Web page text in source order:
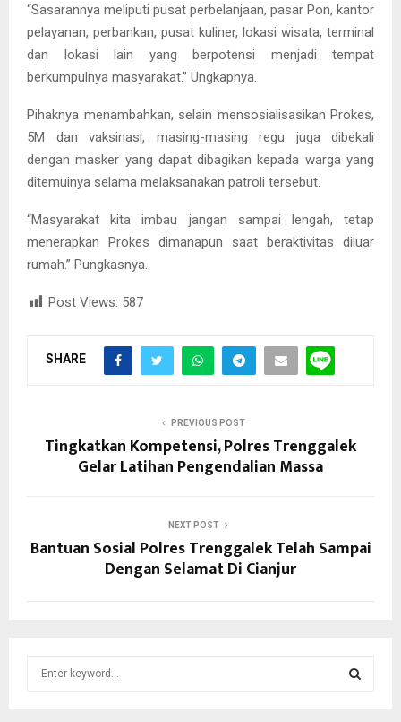
“Sasarannya meliputi pusat perbelanjaan, pasar Pon, kantor
pelayanan, perbankan, pusat kuliner, lokasi wisata, terminal
dan lokasi lain yang berpotensi menjadi tempat
berkumpulnya masyarakat.” Ungkapnya.
Pihaknya menambahkan, selain mensosialisasikan Prokes,
5M dan vaksinasi, masing-masing regu juga dibekali
dengan masker yang dapat dibagikan kepada warga yang
ditemuinya selama melaksanakan patroli tersebut.
“Masyarakat kita imbau jangan sampai lengah, tetap
menerapkan Prokes dimanapun saat beraktivitas diluar
rumah.” Pungkasnya.
Post Views: 587
SHARE
PREVIOUS POST
Tingkatkan Kompetensi, Polres Trenggalek
Gelar Latihan Pengendalian Massa
NEXT POST
Bantuan Sosial Polres Trenggalek Telah Sampai
Dengan Selamat Di Cianjur